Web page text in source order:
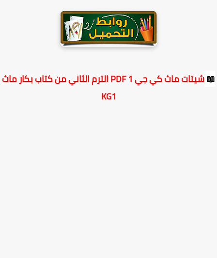
شيتات ماث كي جي 1 PDF الترم الثاني من كتاب بكار ماث
KG1